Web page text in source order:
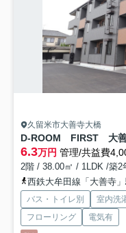
久留米市大善寺大橋
D-ROOM FIRST 大
6.3万円 管理/共益費
2階 / 38.00㎡ / 1LDK /築2
西鉄大牟田線「大善寺
バス・トイレ別 室内洗
フローリング
電気有